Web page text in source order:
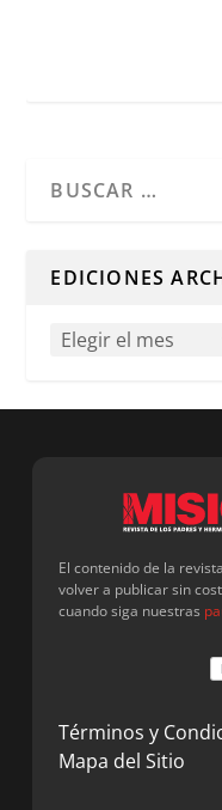
EDICIONES
El contenido de la
volver a publicar sin
cuando siga nuestras
Términos y
Mapa del Sitio